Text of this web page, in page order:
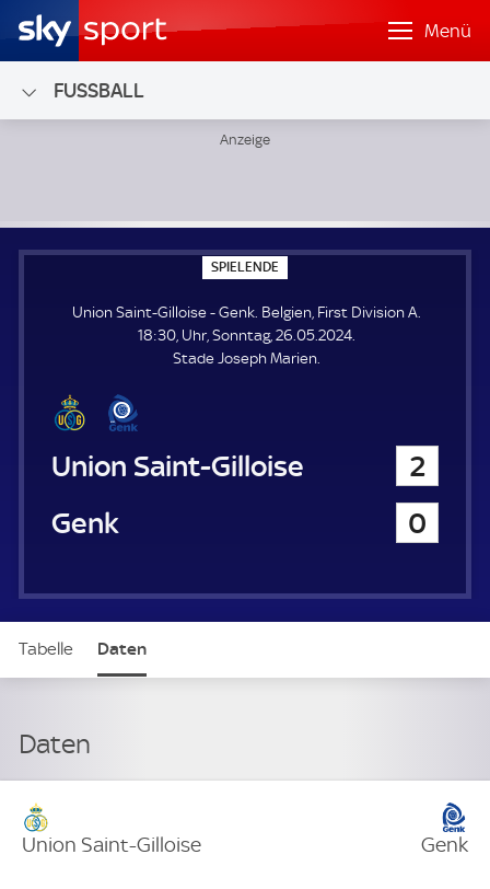
Menü
FUSSBALL
SPIELENDE
P
E
L
E
N
Union Saint-Gilloise - Genk. Belgien, First Division A.
18:30, Uhr, Sonntag, 26.05.2024.
Stade Joseph Marien.
Union Saint-Gilloise
2
Genk
0
Tabelle Daten
Daten
Union Saint-Gilloise Genk